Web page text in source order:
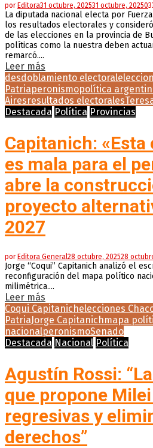
porEditora31 octubre, 202531 octubre, 20250
La diputada nacional electa por
los resultados electorales y
de las elecciones en la provincia de
políticas como la nuestra deben
remarcó....
Leer más
desdoblamiento electoral
Patriaperonismopolítica
Airesresultados electorales
Destacada Política Provincias
Capitanich: «Esta
es mala para el
abre la
proyecto
2027
porEditora General28 octubre, 202528
Jorge “Coqui” Capitanich analizó el
reconfiguración del mapa político
milimétrica....
Leer más
Coqui Capitanichelecciones
PatriaJorge Capitanichmapa
nacionalperonismoSenado
Destacada Nacional Política
Agustín Rossi:
que propone
regresivas y
derechos”